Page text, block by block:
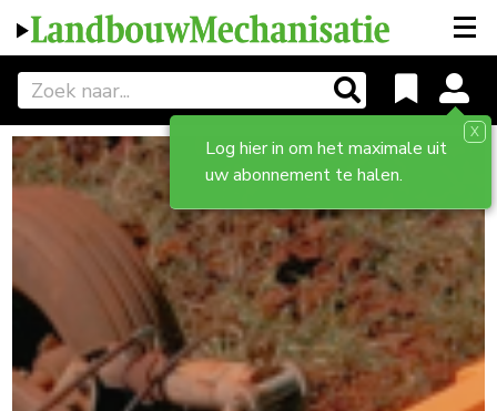
Log hier in om het maximale uit
uw abonnement te halen.
X